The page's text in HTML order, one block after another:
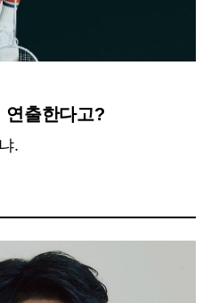
연출한다고?
.